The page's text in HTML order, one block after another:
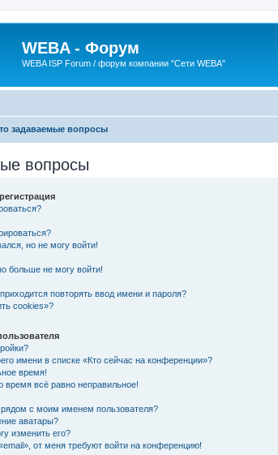
WEBA - Форум
WEBA ISP Forum / форум компании "Сети WEBA"
задаваемые вопросы
вопросы
но не могу войти!
больше не могу войти!
повторять ввод имени и пароля?
cookies»?
имени в списке «Кто сейчас на конференции»?
время!
время всё равно неправильное!
с моим именем пользователя?
аватары?
изменить его?
от меня требуют войти на конференцию!